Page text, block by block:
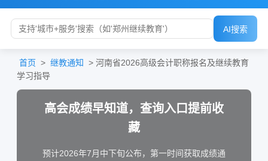
AI搜索
首页 > 继教通知 > 河南省2026高级会计职称报名及继续教育
学习指导
高会成绩早知道，查询入口提前收
藏
预计2026年7月中下旬公布，第一时间获取成绩通